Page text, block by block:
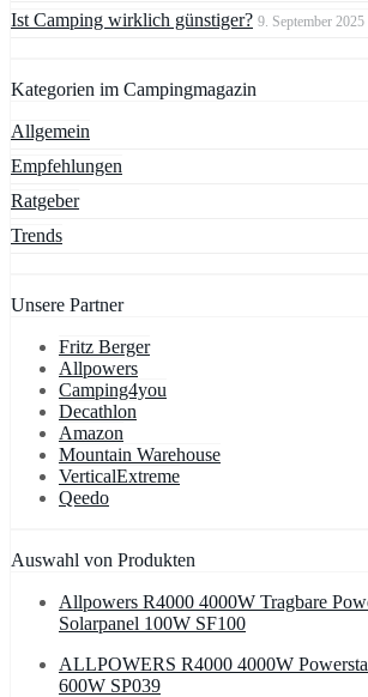
Ist Camping wirklich günstiger? 9. September 2025
Kategorien im Campingmagazin
Allgemein
Empfehlungen
Ratgeber
Trends
Unsere Partner
Fritz Berger
Allpowers
Camping4you
Decathlon
Amazon
Mountain Warehouse
VerticalExtreme
Qeedo
Auswahl von Produkten
Allpowers R4000 4000W Tragbare
Solarpanel 100W SF100
ALLPOWERS R4000 4000W
600W SP039